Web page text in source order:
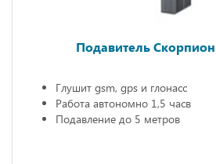
Подавитель Скорпион
Глушит gsm, gps и глонасс
Работа автономно 1,5 часв
Подавление до 5 метров